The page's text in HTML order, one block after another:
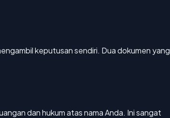
keputusan sendiri. Dua dokumen yang
dan hukum atas nama Anda. Ini sangat